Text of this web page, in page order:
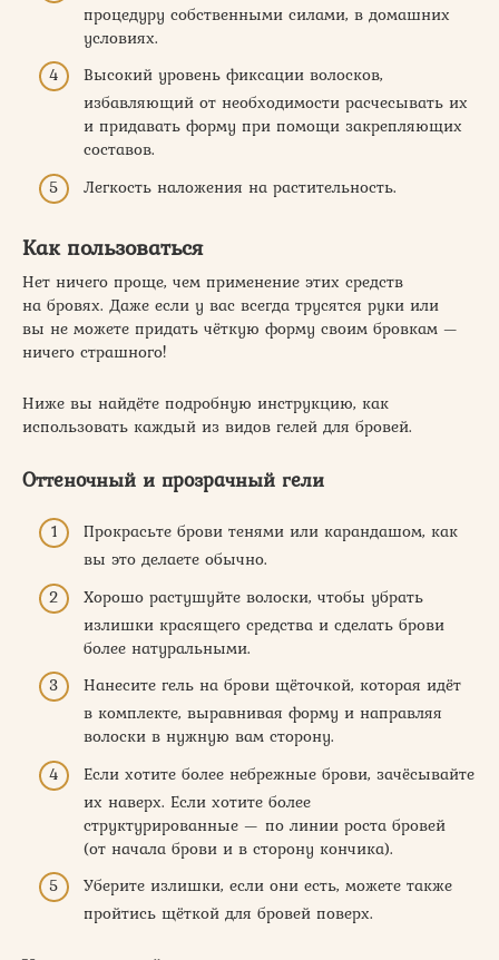
процедуру собственными силами, в домашних
условиях.
Высокий уровень фиксации волосков,
избавляющий от необходимости расчесывать их
и придавать форму при помощи закрепляющих
составов.
Легкость наложения на растительность.
Как пользоваться
Нет ничего проще, чем применение этих средств
на бровях. Даже если у вас всегда трусятся руки или
вы не можете придать чёткую форму своим бровкам —
ничего страшного!
Ниже вы найдёте подробную инструкцию, как
использовать каждый из видов гелей для бровей.
Оттеночный и прозрачный гели
Прокрасьте брови тенями или карандашом, как
вы это делаете обычно.
Хорошо растушуйте волоски, чтобы убрать
излишки красящего средства и сделать брови
более натуральными.
Нанесите гель на брови щёточкой, которая идёт
в комплекте, выравнивая форму и направляя
волоски в нужную вам сторону.
Если хотите более небрежные брови, зачёсывайте
их наверх. Если хотите более
структурированные — по линии роста бровей
(от начала брови и в сторону кончика).
Уберите излишки, если они есть, можете также
пройтись щёткой для бровей поверх.